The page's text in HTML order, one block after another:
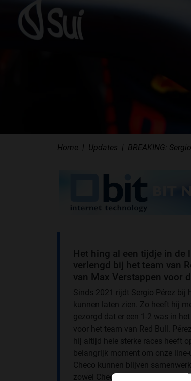
Home Updates BREAKING:
Het hing al een tijdje in de
verlengd bij het team van
van Max Verstappen voor
Sinds 2021 rijdt Sergio Pérez bij
kunnen laten zien. Zo heeft hij
gezorgd dat er een 1-2 was in
voor het team van Red Bull.
hij altijd hele sterke races heeft
belangrijk moment om onze
Checo kunnen blijven
zowel Checo als Max zijn een